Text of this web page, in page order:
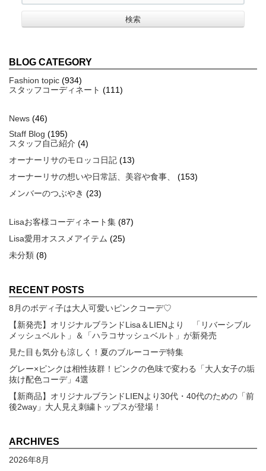
BLOG CATEGORY
Fashion topic (934)
スタッフコーディネート (111)
News (46)
Staff Blog (195)
スタッフ自己紹介 (4)
オーナーリサのモロッコ日記 (13)
オーナーリサの想いや日常話、美容や食事、
(153)
メンバーのつぶやき (23)
Lisaお客様コーディネート集 (87)
Lisa愛用オススメアイテム (25)
未分類 (8)
RECENT POSTS
8月のボディ子は大人可愛いピンクコーデ♡
【新発売】オリジナルブランドLisa＆LIENより 「リバーシブル
メッシュベルト」＆「ハラコサッシュベルト」が新発売
見た目も気分も涼しく！夏のブルーコーデ特集
グレー×ピンクは相性抜群！ピンクの色味で変わる「大人女子の垢
抜け配色コーデ」4選
【新商品】オリジナルブランドLIENより30代・40代のための「前
後2way」大人見え刺繍トップスが登場！
ARCHIVES
2026年8月